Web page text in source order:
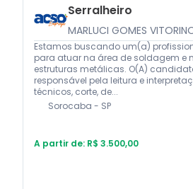
Serralheiro
MARLUCI GOMES
Estamos buscando um(a)
para atuar na área de soldagem e
estruturas metálicas. O(A)
responsável pela leitura e
técnicos, corte, de...
Sorocaba - SP
A partir de: R$ 3.500,00